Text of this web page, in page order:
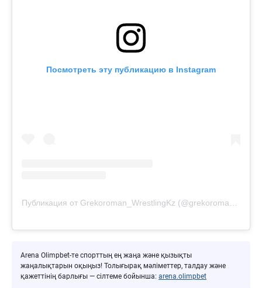
Посмотреть эту публикацию в Instagram
Публикация от Grekoroman_WrestlingKz (@grekoroman_wrestlingkz)
Arena Olimpbet-те спорттың ең жаңа және қызықты
жаңалықтарын оқыңыз! Толығырақ мәліметтер, талдау және
қажеттінің барлығы — сілтеме бойынша: arena.olimpbet